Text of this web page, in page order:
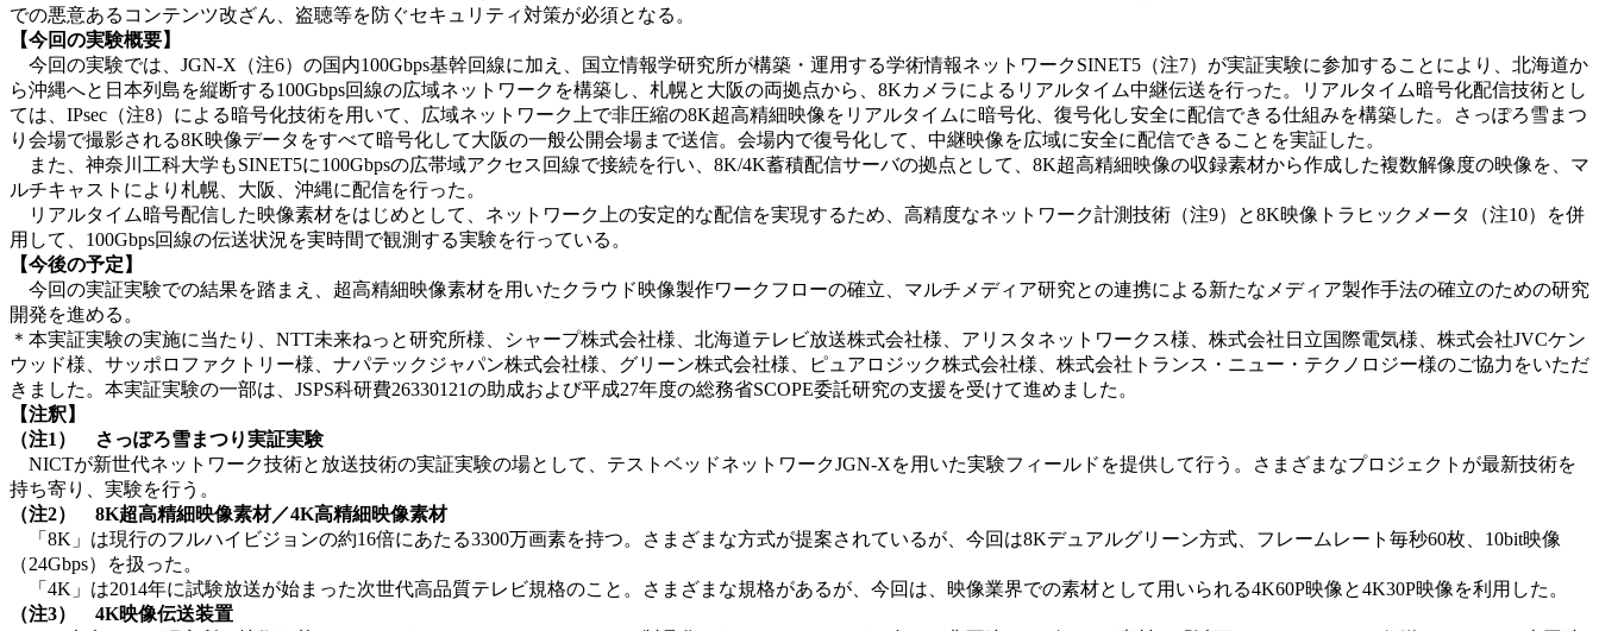
での悪意あるコンテンツ改ざん、盗聴等を防ぐセキュリティ対策が必須となる。
【今回の実験概要】
今回の実験では、JGN-X（注6）の国内100Gbps基幹回線に加え、国立情報学研究所が構築・運用する学術情報ネットワークSINET5（注7）が実証実験に参加することにより、北海道か
ら沖縄へと日本列島を縦断する100Gbps回線の広域ネットワークを構築し、札幌と大阪の両拠点から、8Kカメラによるリアルタイム中継伝送を行った。リアルタイム暗号化配信技術とし
ては、IPsec（注8）による暗号化技術を用いて、広域ネットワーク上で非圧縮の8K超高精細映像をリアルタイムに暗号化、復号化し安全に配信できる仕組みを構築した。さっぽろ雪まつ
り会場で撮影される8K映像データをすべて暗号化して大阪の一般公開会場まで送信。会場内で復号化して、中継映像を広域に安全に配信できることを実証した。
また、神奈川工科大学もSINET5に100Gbpsの広帯域アクセス回線で接続を行い、8K/4K蓄積配信サーバの拠点として、8K超高精細映像の収録素材から作成した複数解像度の映像を、マ
ルチキャストにより札幌、大阪、沖縄に配信を行った。
リアルタイム暗号配信した映像素材をはじめとして、ネットワーク上の安定的な配信を実現するため、高精度なネットワーク計測技術（注9）と8K映像トラヒックメータ（注10）を併
用して、100Gbps回線の伝送状況を実時間で観測する実験を行っている。
【今後の予定】
今回の実証実験での結果を踏まえ、超高精細映像素材を用いたクラウド映像製作ワークフローの確立、マルチメディア研究との連携による新たなメディア製作手法の確立のための研究
開発を進める。
＊本実証実験の実施に当たり、NTT未来ねっと研究所様、シャープ株式会社様、北海道テレビ放送株式会社様、アリスタネットワークス様、株式会社日立国際電気様、株式会社JVCケン
ウッド様、サッポロファクトリー様、ナパテックジャパン株式会社様、グリーン株式会社様、ピュアロジック株式会社様、株式会社トランス・ニュー・テクノロジー様のご協力をいただ
きました。本実証実験の一部は、JSPS科研費26330121の助成および平成27年度の総務省SCOPE委託研究の支援を受けて進めました。
【注釈】
（注1） さっぽろ雪まつり実証実験
NICTが新世代ネットワーク技術と放送技術の実証実験の場として、テストベッドネットワークJGN-Xを用いた実験フィールドを提供して行う。さまざまなプロジェクトが最新技術を
持ち寄り、実験を行う。
（注2） 8K超高精細映像素材／4K高精細映像素材
「8K」は現行のフルハイビジョンの約16倍にあたる3300万画素を持つ。さまざまな方式が提案されているが、今回は8Kデュアルグリーン方式、フレームレート毎秒60枚、10bit映像
（24Gbps）を扱った。
「4K」は2014年に試験放送が始まった次世代高品質テレビ規格のこと。さまざまな規格があるが、今回は、映像業界での素材として用いられる4K60P映像と4K30P映像を利用した。
（注3） 4K映像伝送装置